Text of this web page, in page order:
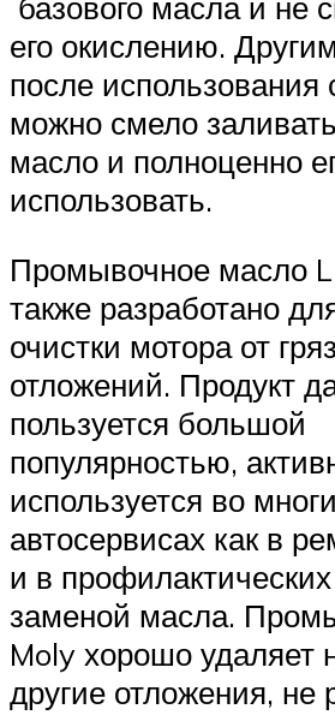
его окислению.
после использования
можно смело
масло и полноценно
использовать.
Промывочное масло
также разработано
очистки мотора от
отложений. Продукт
пользуется большой
популярностью,
используется во
автосервисах как в
и в
заменой масла.
Moly хорошо удаляет
другие отложения, не